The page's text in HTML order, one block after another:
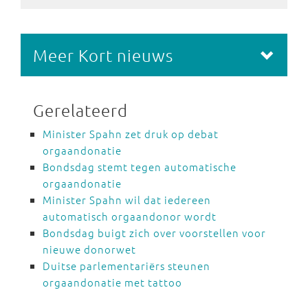
Meer Kort nieuws
Gerelateerd
Minister Spahn zet druk op debat
orgaandonatie
Bondsdag stemt tegen automatische
orgaandonatie
Minister Spahn wil dat iedereen
automatisch orgaandonor wordt
Bondsdag buigt zich over voorstellen voor
nieuwe donorwet
Duitse parlementariërs steunen
orgaandonatie met tattoo